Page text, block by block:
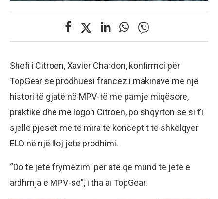
Shefi i Citroen, Xavier Chardon, konfirmoi për
TopGear se prodhuesi francez i makinave me një
histori të gjatë në MPV-të me pamje miqësore,
praktikë dhe me logon Citroen, po shqyrton se si t’i
sjellë pjesët më të mira të konceptit të shkëlqyer
ELO në një lloj jete prodhimi.
“Do të jetë frymëzimi për atë që mund të jetë e
ardhmja e MPV-së”, i tha ai TopGear.